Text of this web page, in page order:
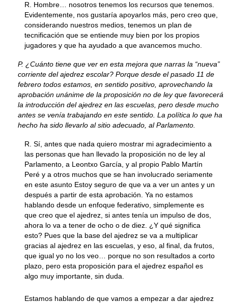
R. Hombre… nosotros tenemos los recursos que tenemos.
Evidentemente, nos gustaría apoyarlos más, pero creo que,
considerando nuestros medios, tenemos un plan de
tecnificación que se entiende muy bien por los propios
jugadores y que ha ayudado a que avancemos mucho.
P. ¿Cuánto tiene que ver en esta mejora que narras la “nueva”
corriente del ajedrez escolar? Porque desde el pasado 11 de
febrero todos estamos, en sentido positivo, aprovechando la
aprobación unánime de la proposición no de ley que favorecerá
la introducción del ajedrez en las escuelas, pero desde mucho
antes se venía trabajando en este sentido. La política lo que ha
hecho ha sido llevarlo al sitio adecuado, al Parlamento.
R. Sí, antes que nada quiero mostrar mi agradecimiento a
las personas que han llevado la proposición no de ley al
Parlamento, a Leontxo García, y al propio Pablo Martín
Peré y a otros muchos que se han involucrado seriamente
en este asunto Estoy seguro de que va a ver un antes y un
después a partir de esta aprobación. Ya no estamos
hablando desde un enfoque federativo, simplemente es
que creo que el ajedrez, si antes tenía un impulso de dos,
ahora lo va a tener de ocho o de diez. ¿Y qué significa
esto? Pues que la base del ajedrez se va a multiplicar
gracias al ajedrez en las escuelas, y eso, al final, da frutos,
que igual yo no los veo… porque no son resultados a corto
plazo, pero esta proposición para el ajedrez español es
algo muy importante, sin duda.
Estamos hablando de que vamos a empezar a dar ajedrez